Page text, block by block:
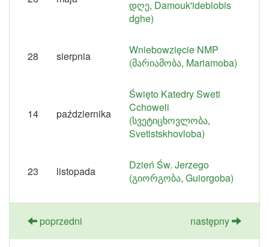
დღე, Damouk'ideblobis
dghe)
28 sierpnia
Wniebowzięcie NMP
(მარიამობა, Mariamoba)
14 października
Święto Katedry Sweti
Cchoweli
(სვეტიცხოვლობა,
Svetistskhovloba)
23 listopada
Dzień Św. Jerzego
(გიორგობა, Guiorgoba)
poprzedni następny